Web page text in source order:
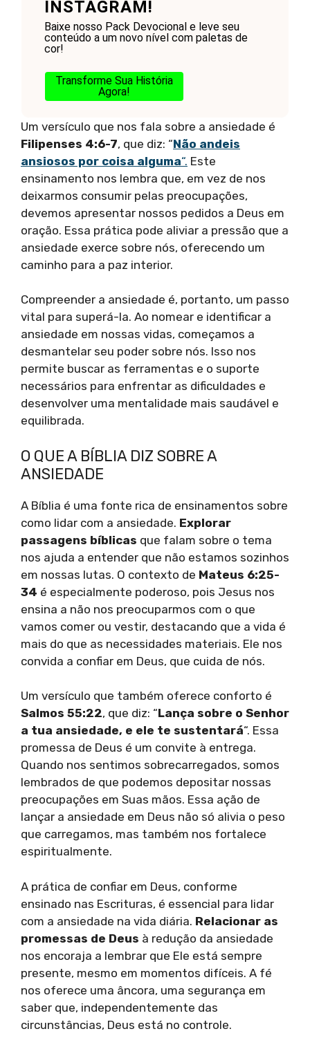
INSTAGRAM!
Baixe nosso Pack Devocional e leve seu
conteúdo a um novo nível com paletas de
cor!
Transforme Sua História
Agora!
Um versículo que nos fala sobre a ansiedade é
Filipenses 4:6-7, que diz: “Não andeis
ansiosos por coisa alguma“. Este
ensinamento nos lembra que, em vez de nos
deixarmos consumir pelas preocupações,
devemos apresentar nossos pedidos a Deus em
oração. Essa prática pode aliviar a pressão que a
ansiedade exerce sobre nós, oferecendo um
caminho para a paz interior.
Compreender a ansiedade é, portanto, um passo
vital para superá-la. Ao nomear e identificar a
ansiedade em nossas vidas, começamos a
desmantelar seu poder sobre nós. Isso nos
permite buscar as ferramentas e o suporte
necessários para enfrentar as dificuldades e
desenvolver uma mentalidade mais saudável e
equilibrada.
O QUE A BÍBLIA DIZ SOBRE A
ANSIEDADE
A Bíblia é uma fonte rica de ensinamentos sobre
como lidar com a ansiedade. Explorar
passagens bíblicas que falam sobre o tema
nos ajuda a entender que não estamos sozinhos
em nossas lutas. O contexto de Mateus 6:25-
34 é especialmente poderoso, pois Jesus nos
ensina a não nos preocuparmos com o que
vamos comer ou vestir, destacando que a vida é
mais do que as necessidades materiais. Ele nos
convida a confiar em Deus, que cuida de nós.
Um versículo que também oferece conforto é
Salmos 55:22, que diz: “Lança sobre o Senhor
a tua ansiedade, e ele te sustentará“. Essa
promessa de Deus é um convite à entrega.
Quando nos sentimos sobrecarregados, somos
lembrados de que podemos depositar nossas
preocupações em Suas mãos. Essa ação de
lançar a ansiedade em Deus não só alivia o peso
que carregamos, mas também nos fortalece
espiritualmente.
A prática de confiar em Deus, conforme
ensinado nas Escrituras, é essencial para lidar
com a ansiedade na vida diária. Relacionar as
promessas de Deus à redução da ansiedade
nos encoraja a lembrar que Ele está sempre
presente, mesmo em momentos difíceis. A fé
nos oferece uma âncora, uma segurança em
saber que, independentemente das
circunstâncias, Deus está no controle.